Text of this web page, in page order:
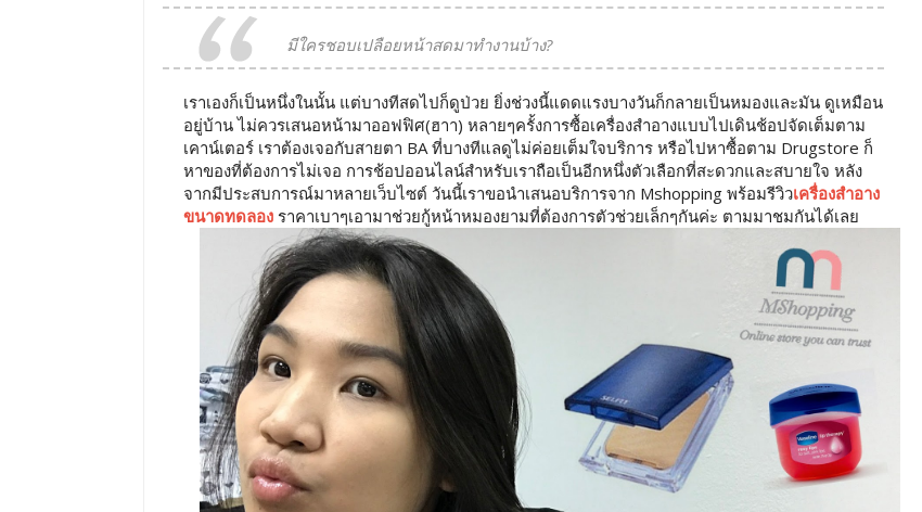
มีใครชอบเปลือยหน้าสดมาทำงานบ้าง?
เราเองก็เป็นหนึ่งในนั้น แต่บางทีสดไปก็ดูป่วย ยิ่งช่วงนี้แดดแรงบางวันก็กลายเป็นหมองและมัน ดูเหมือน
อยู่บ้าน ไม่ควรเสนอหน้ามาออฟฟิศ(ฮาา) หลายๆครั้งการซื้อเครื่องสำอางแบบไปเดินช้อปจัดเต็มตาม
เคาน์เตอร์ เราต้องเจอกับสายตา BA ที่บางทีแลดูไม่ค่อยเต็มใจบริการ หรือไปหาซื้อตาม Drugstore ก็
หาของที่ต้องการไม่เจอ การช้อปออนไลน์สำหรับเราถือเป็นอีกหนึ่งตัวเลือกที่สะดวกและสบายใจ หลัง
จากมีประสบการณ์มาหลายเว็บไซต์ วันนี้เราขอนำเสนอบริการจาก Mshopping พร้อมรีวิวเครื่องสำอาง
ขนาดทดลอง ราคาเบาๆเอามาช่วยกู้หน้าหมองยามที่ต้องการตัวช่วยเล็กๆกันค่ะ ตามมาชมกันได้เลย